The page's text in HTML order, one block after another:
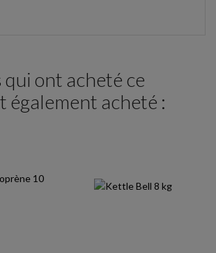
ont acheté ce
également acheté :